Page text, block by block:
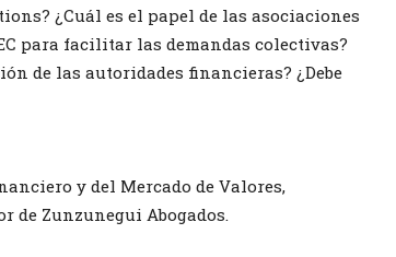
¿Cuál es el papel de las asociaciones
para facilitar las demandas colectivas?
de las autoridades financieras? ¿Debe
y del Mercado de Valores,
de Zunzunegui Abogados.